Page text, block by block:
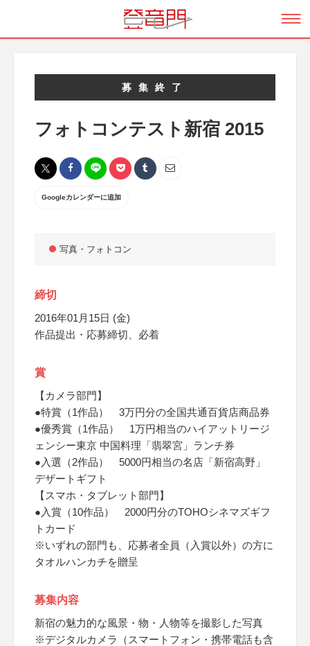
募集終了
フォトコンテスト新宿 2015
Googleカレンダーに追加
写真・フォトコン
締切
2016年01月15日 (金)
作品提出・応募締切、必着
賞
【カメラ部門】
●特賞（1作品） 3万円分の全国共通百貨店商品券
●優秀賞（1作品） 1万円相当のハイアットリージ
ェンシー東京 中国料理「翡翠宮」ランチ券
●入選（2作品） 5000円相当の名店「新宿高野」
デザートギフト
【スマホ・タブレット部門】
●入賞（10作品） 2000円分のTOHOシネマズギフ
トカード
※いずれの部門も、応募者全員（入賞以外）の方に
タオルハンカチを贈呈
募集内容
新宿の魅力的な風景・物・人物等を撮影した写真
※デジタルカメラ（スマートフォン・携帯電話も含